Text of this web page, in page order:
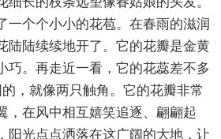
一个个小小的花苞。在春雨的滋润
陆陆续续地开了。它的花瓣是金黄
巧。再走近一看，它的花蕊差不多
，就像两只触角。它的花瓣非常
，在风中相互嬉笑追逐、翩翩起
阳光点点洒落在这广阔的大地，让